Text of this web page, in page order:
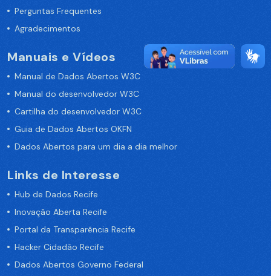
Perguntas Frequentes
Agradecimentos
Manuais e Vídeos
Manual de Dados Abertos W3C
Manual do desenvolvedor W3C
Cartilha do desenvolvedor W3C
Guia de Dados Abertos OKFN
Dados Abertos para um dia a dia melhor
Links de Interesse
Hub de Dados Recife
Inovação Aberta Recife
Portal da Transparência Recife
Hacker Cidadão Recife
Dados Abertos Governo Federal